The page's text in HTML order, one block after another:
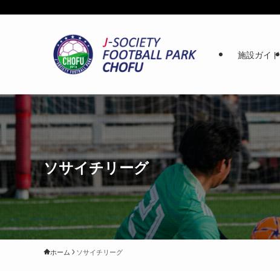
施設ガイド
ソサイチリーグ
ホーム ソサイチリーグ